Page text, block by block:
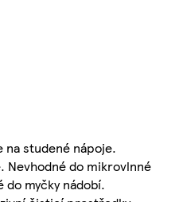
na studené nápoje.
Nevhodné do mikrovlnné
do myčky nádobí.